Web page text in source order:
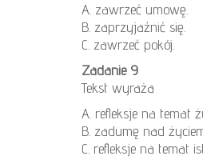
A. zawrzeć umowę.
B. zaprzyjaźnić się.
C. zawrzeć pokój.
Zadanie 9
Tekst wyraża
A. refleksje na temat
B. zadumę nad
C. refleksje na temat